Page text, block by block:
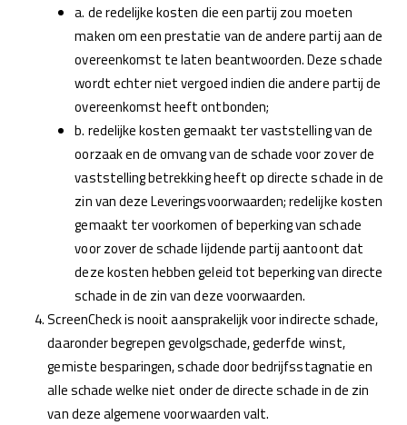
a. de redelijke kosten die een partij zou moeten
maken om een prestatie van de andere partij aan de
overeenkomst te laten beantwoorden. Deze schade
wordt echter niet vergoed indien die andere partij de
overeenkomst heeft ontbonden;
b. redelijke kosten gemaakt ter vaststelling van de
oorzaak en de omvang van de schade voor zover de
vaststelling betrekking heeft op directe schade in de
zin van deze Leveringsvoorwaarden; redelijke kosten
gemaakt ter voorkomen of beperking van schade
voor zover de schade lijdende partij aantoont dat
deze kosten hebben geleid tot beperking van directe
schade in de zin van deze voorwaarden.
ScreenCheck is nooit aansprakelijk voor indirecte schade,
daaronder begrepen gevolgschade, gederfde winst,
gemiste besparingen, schade door bedrijfsstagnatie en
alle schade welke niet onder de directe schade in de zin
van deze algemene voorwaarden valt.